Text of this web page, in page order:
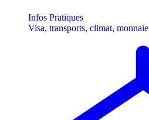
Infos Pratiques
Visa, transports, climat, monnaie